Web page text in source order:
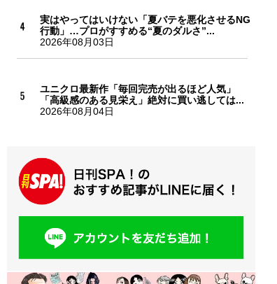
実はやってはいけない「夏バテを悪化させるNG
行動」…プロがすすめる“夏のダルさ”...
2026年08月03日
ユニクロ最新作「毎回完売が出るほど人気」
「高級感のある見栄え」絶対に買い逃しては...
2026年08月04日